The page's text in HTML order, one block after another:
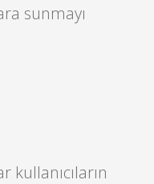
sunmayı
kullanıcıların